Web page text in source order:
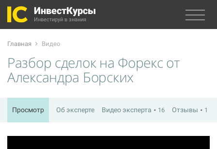
ИнвестКурсы
Инвестируй в знания
Главная Видео
Разбор сделок на Форекс от
Александра Борских
Просмотр Об эксперте Видео эксперта 16 Отзывы 1